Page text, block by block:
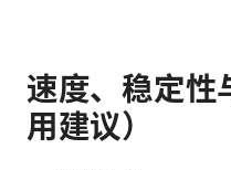
速度、稳定性
用建议）